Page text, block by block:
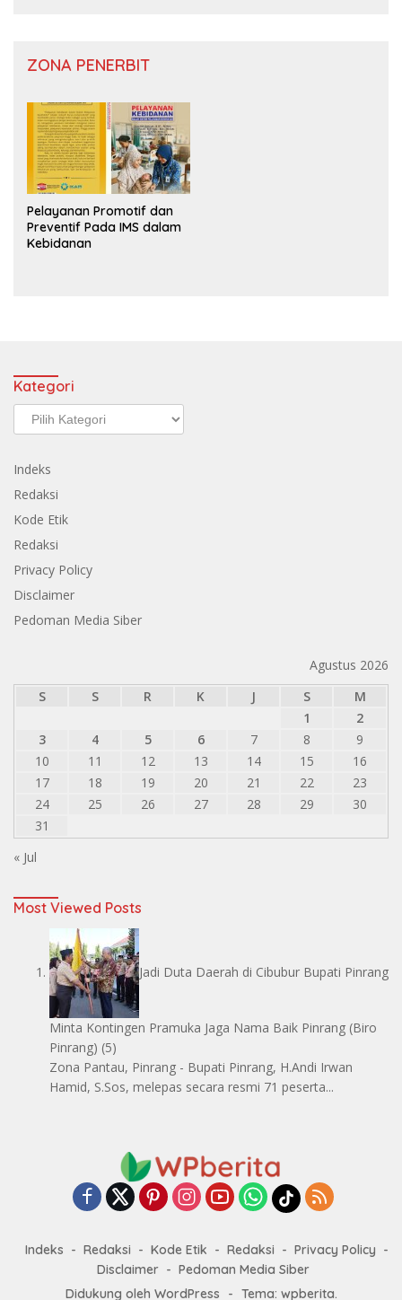
ZONA PENERBIT
Pelayanan Promotif dan
Preventif Pada IMS dalam
Kebidanan
Kategori
Kategori
Indeks
Redaksi
Kode Etik
Redaksi
Privacy Policy
Disclaimer
Pedoman Media Siber
Agustus 2026
S
S R K J S
M
1
2
3
4 5 6 7 8
9
10
11 12 13 14 15
16
17
18 19 20 21 22
23
24
25 26 27 28 29
30
31
« Jul
Most Viewed Posts
Jadi Duta Daerah di Cibubur Bupati Pinrang
Minta Kontingen Pramuka Jaga Nama Baik Pinrang (Biro
Pinrang) (5)
Zona Pantau, Pinrang - Bupati Pinrang, H.Andi Irwan
Hamid, S.Sos, melepas secara resmi 71 peserta...
Indeks Redaksi Kode Etik Redaksi
Privacy Policy
Disclaimer
Pedoman Media Siber
Didukung oleh WordPress
- Tema: wpberita.